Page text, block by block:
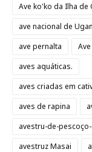
Ave ko'ko da Ilha de
ave nacional de
ave pernalta
aves aquáticas.
aves criadas em
aves de rapina
avestru-de-
avestruz Masai